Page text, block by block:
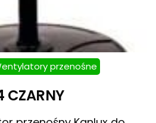
przenośne
CZARNY